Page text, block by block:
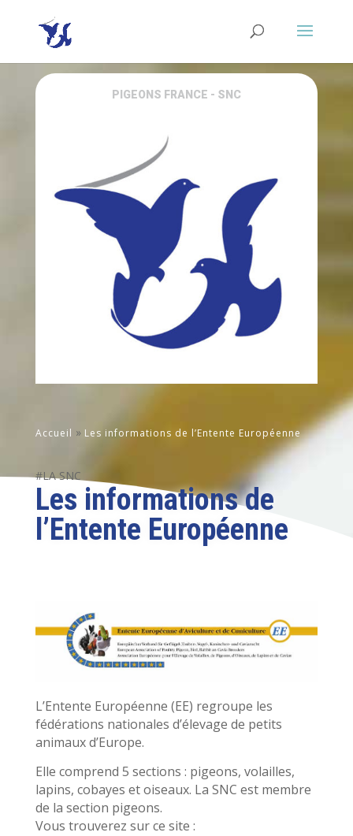
PIGEONS FRANCE - SNC
Accueil » Les informations de l’Entente Européenne
Les informations de
l’Entente Européenne
L’Entente Européenne (EE) regroupe les
fédérations nationales d’élevage de petits
animaux d’Europe.
Elle comprend 5 sections : pigeons, volailles,
lapins, cobayes et oiseaux. La SNC est membre
de la section pigeons.
Vous trouverez sur ce site :